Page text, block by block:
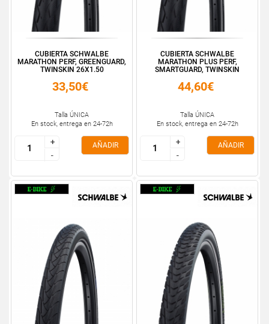
CUBIERTA SCHWALBE
MARATHON PERF, GREENGUARD,
TWINSKIN 26X1.50
33,50€
Talla ÚNICA
En stock, entrega en 24-72h
+
-
+
-
AÑADIR
CUBIERTA SCHWALBE
MARATHON PLUS PERF,
SMARTGUARD, TWINSKIN
44,60€
Talla ÚNICA
En stock, entrega en 24-72h
+
-
+
-
AÑADIR